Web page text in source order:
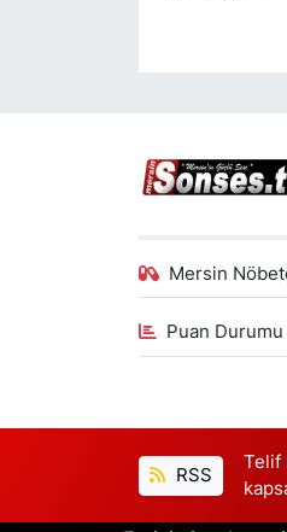
Mersin
Puan
RSS
Telif